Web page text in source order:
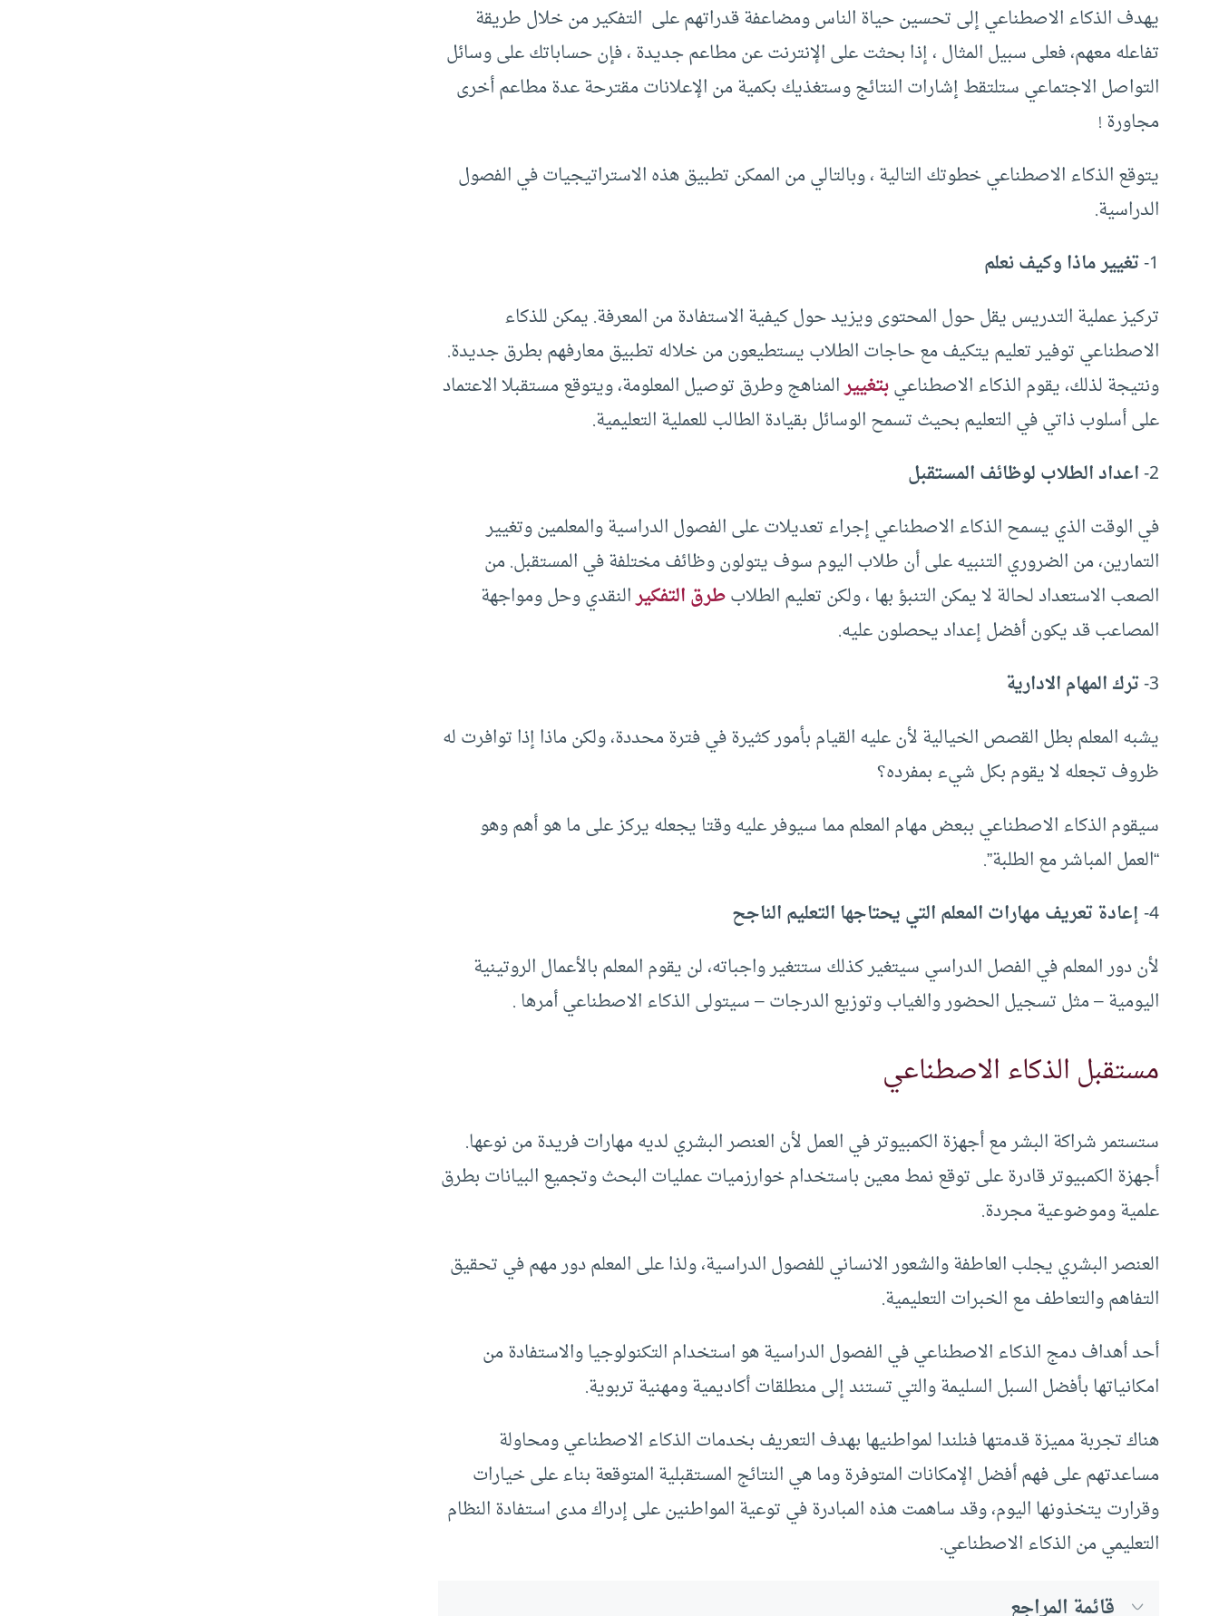
يهدف الذكاء الاصطناعي إلى تحسين حياة الناس ومضاعفة قدراتهم على التفكير من خلال طريقة
تفاعله معهم، فعلى سبيل المثال ، إذا بحثت على الإنترنت عن مطاعم جديدة ، فإن حساباتك على وسائل
التواصل الاجتماعي ستلتقط إشارات النتائج وستغذيك بكمية من الإعلانات مقترحة عدة مطاعم أخرى
مجاورة !
يتوقع الذكاء الاصطناعي خطوتك التالية ، وبالتالي من الممكن تطبيق هذه الاستراتيجيات في الفصول
الدراسية.
1- تغيير ماذا وكيف نعلم
تركيز عملية التدريس يقل حول المحتوى ويزيد حول كيفية الاستفادة من المعرفة. يمكن للذكاء
الاصطناعي توفير تعليم يتكيف مع حاجات الطلاب يستطيعون من خلاله تطبيق معارفهم بطرق جديدة.
ونتيجة لذلك، يقوم الذكاء الاصطناعيبتغييرالمناهج وطرق توصيل المعلومة، ويتوقع مستقبلا الاعتماد
على أسلوب ذاتي في التعليم بحيث تسمح الوسائل بقيادة الطالب للعملية التعليمية.
2- اعداد الطلاب لوظائف المستقبل
في الوقت الذي يسمح الذكاء الاصطناعي إجراء تعديلات على الفصول الدراسية والمعلمين وتغيير
التمارين، من الضروري التنبيه على أن طلاب اليوم سوف يتولون وظائف مختلفة في المستقبل. من
الصعب الاستعداد لحالة لا يمكن التنبؤ بها ، ولكن تعليم الطلابطرق التفكيرالنقدي وحل ومواجهة
المصاعب قد يكون أفضل إعداد يحصلون عليه.
3- ترك المهام الادارية
يشبه المعلم بطل القصص الخيالية لأن عليه القيام بأمور كثيرة في فترة محددة، ولكن ماذا إذا توافرت له
ظروف تجعله لا يقوم بكل شيء بمفرده؟
سيقوم الذكاء الاصطناعي ببعض مهام المعلم مما سيوفر عليه وقتا يجعله يركز على ما هو أهم وهو
“العمل المباشر مع الطلبة”.
4- إعادة تعريف مهارات المعلم التي يحتاجها التعليم الناجح
لأن دور المعلم في الفصل الدراسي سيتغير كذلك ستتغير واجباته، لن يقوم المعلم بالأعمال الروتينية
اليومية – مثل تسجيل الحضور والغياب وتوزيع الدرجات – سيتولى الذكاء الاصطناعي أمرها .
مستقبل الذكاء الاصطناعي
ستستمر شراكة البشر مع أجهزة الكمبيوتر في العمل لأن العنصر البشري لديه مهارات فريدة من نوعها.
أجهزة الكمبيوتر قادرة على توقع نمط معين باستخدام خوارزميات عمليات البحث وتجميع البيانات بطرق
علمية وموضوعية مجردة.
العنصر البشري يجلب العاطفة والشعور الانساني للفصول الدراسية، ولذا على المعلم دور مهم في تحقيق
التفاهم والتعاطف مع الخبرات التعليمية.
أحد أهداف دمج الذكاء الاصطناعي في الفصول الدراسية هو استخدام التكنولوجيا والاستفادة من
امكانياتها بأفضل السبل السليمة والتي تستند إلى منطلقات أكاديمية ومهنية تربوية.
هناك تجربة مميزة قدمتها فنلندا لمواطنيها بهدف التعريف بخدمات الذكاء الاصطناعي ومحاولة
مساعدتهم على فهم أفضل الإمكانات المتوفرة وما هي النتائج المستقبلية المتوقعة بناء على خيارات
وقرارت يتخذونها اليوم، وقد ساهمت هذه المبادرة في توعية المواطنين على إدراك مدى استفادة النظام
التعليمي من الذكاء الاصطناعي.
قائمة المراجع